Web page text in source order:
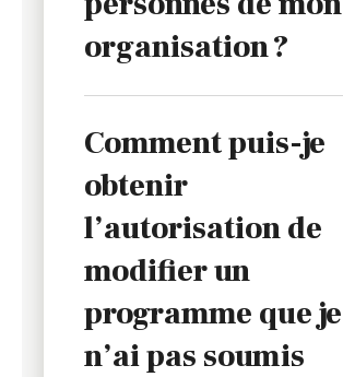
organisation ?
Comment puis-je
obtenir
l’autorisation de
modifier un
programme que je
n’ai pas soumis